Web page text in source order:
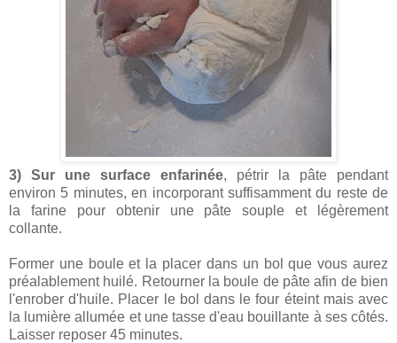
3) Sur une surface enfarinée, pétrir la pâte pendant
environ 5 minutes, en incorporant suffisamment du reste de
la farine pour obtenir une pâte souple et légèrement
collante.
Former une boule et la placer dans un bol que vous aurez
préalablement huilé. Retourner la boule de pâte afin de bien
l'enrober d'huile. Placer le bol dans le four éteint mais avec
la lumière allumée et une tasse d'eau bouillante à ses côtés.
Laisser reposer 45 minutes.